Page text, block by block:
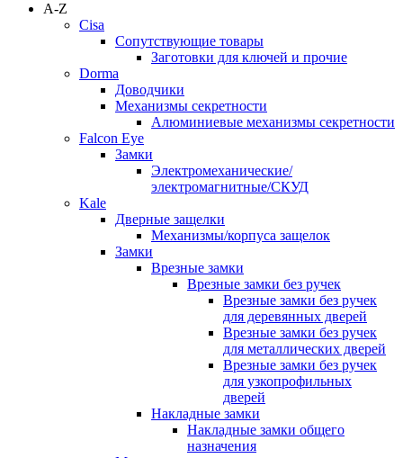
A-Z
Cisa
Сопутствующие товары
Заготовки для ключей и прочие
Dorma
Доводчики
Механизмы секретности
Алюминиевые механизмы секретности
Falcon Eye
Замки
Электромеханические/
электромагнитные/СКУД
Kale
Дверные защелки
Механизмы/корпуса защелок
Замки
Врезные замки
Врезные замки без ручек
Врезные замки без ручек
для деревянных дверей
Врезные замки без ручек
для металлических дверей
Врезные замки без ручек
для узкопрофильных
дверей
Накладные замки
Накладные замки общего
назначения